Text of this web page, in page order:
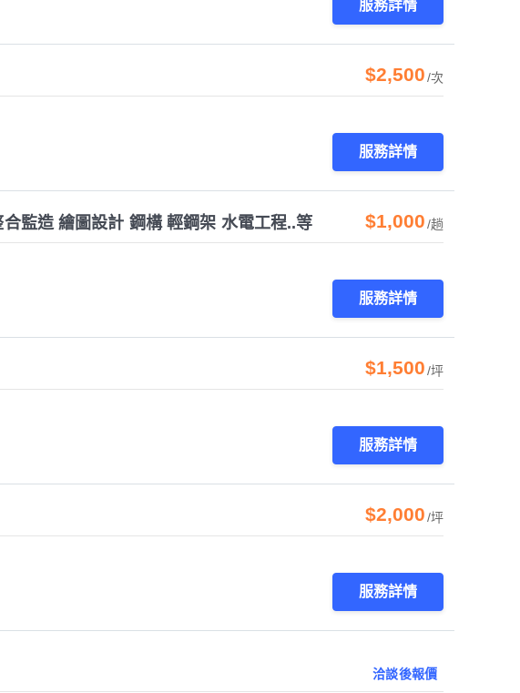
服務詳情
$2,500/次
服務詳情
監造 繪圖設計 鋼構 輕鋼架 水電工程..等 $1,000/趟
服務詳情
$1,500/坪
服務詳情
$2,000/坪
服務詳情
洽談後報價